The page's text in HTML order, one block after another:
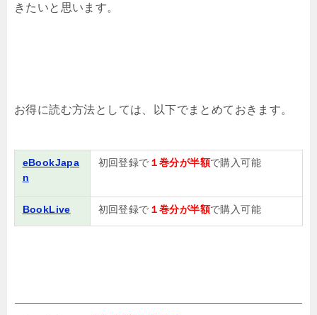
きたいと思います。
お得に読む方法としては、以下でまとめておきます。
eBookJapa
n
初回登録で １巻分が半額で購入可能
BookLive 初回登録で １巻分が半額で購入可能